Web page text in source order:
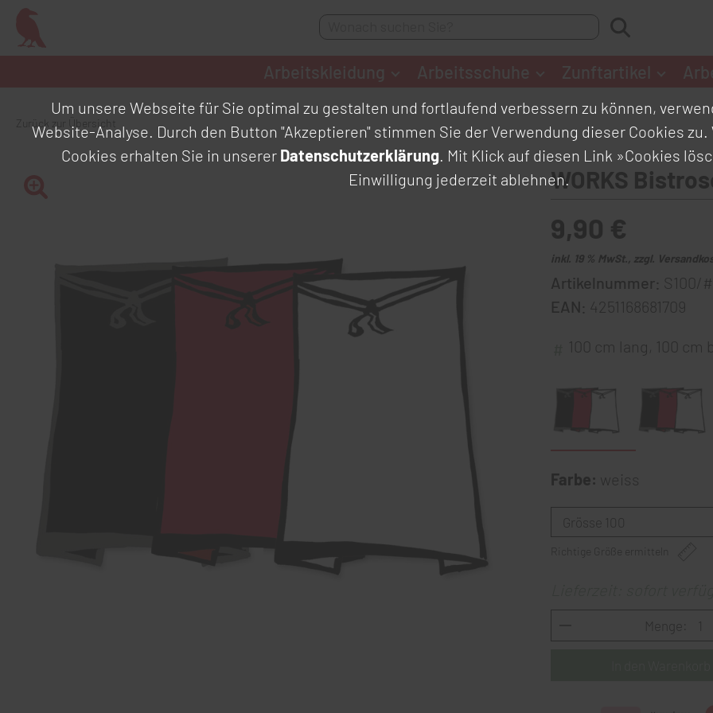
Zurück zur Übersicht
WORKS
9,90 €
inkl. 19 % MwSt., zzgl.
Artikelnummer:
S100/
EAN: 4251168681709
100 cm lang, 100 cm
Farbe: weiss
Menge:
Um unsere Webseite für Sie optimal zu gestalten und fortlaufend verbessern zu können,
Website-Analyse. Durch den Button "Akzeptieren" stimmen Sie der Verwendung dieser Cookies
Cookies erhalten Sie in unserer Datenschutzerklärung. Mit Klick auf diesen Link »Cookies
Einwilligung jederzeit ablehnen.